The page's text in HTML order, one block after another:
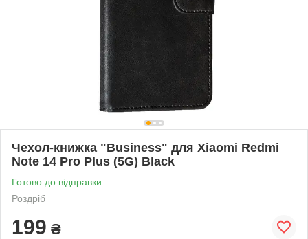
Чехол-книжка "Business" для Xiaomi Redmi
Note 14 Pro Plus (5G) Black
Готово до відправки
Роздріб
199 ₴